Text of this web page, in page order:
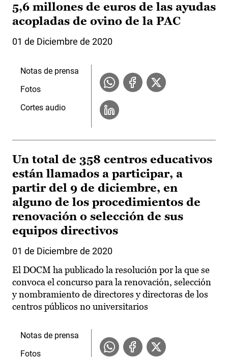
5,6 millones de euros de las ayudas
acopladas de ovino de la PAC
01 de Diciembre de 2020
Notas de prensa
Fotos
Cortes audio
Un total de 358 centros educativos
están llamados a participar, a
partir del 9 de diciembre, en
alguno de los procedimientos de
renovación o selección de sus
equipos directivos
01 de Diciembre de 2020
El DOCM ha publicado la resolución por la que se
convoca el concurso para la renovación, selección
y nombramiento de directores y directoras de los
centros públicos no universitarios
Notas de prensa
Fotos